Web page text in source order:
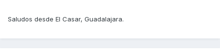
Saludos desde El Casar, Guadalajara.